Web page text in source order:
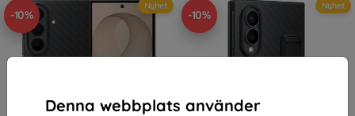
Denna webbplats använder
-10%
Nyhet
-10%
Nyhet